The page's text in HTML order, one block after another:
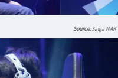
Saiga NAK